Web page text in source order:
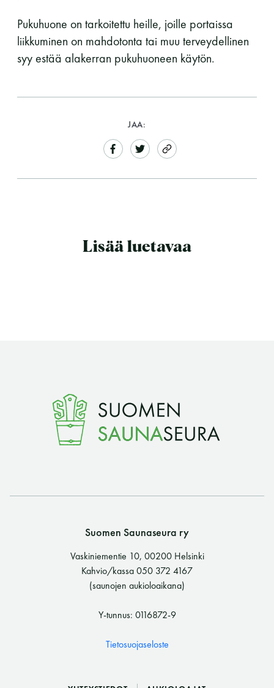
Pukuhuone on tarkoitettu heille, joille portaissa
liikkuminen on mahdotonta tai muu terveydellinen
syy estää alakerran pukuhuoneen käytön.
JAA:
Lisää luetavaa
Suomen Saunaseura ry
Vaskiniementie 10, 00200 Helsinki
Kahvio/kassa 050 372 4167
(saunojen aukioloaikana)
Y-tunnus: 0116872-9
Tietosuojaseloste